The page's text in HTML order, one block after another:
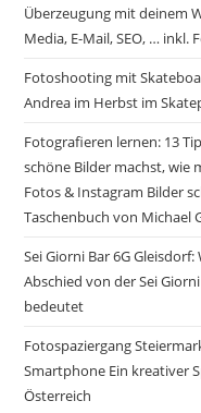
Überzeugung mit deinem
Media, E-Mail, SEO, … inkl.
Fotoshooting mit
Andrea im Herbst im
Fotografieren lernen: 13
schöne Bilder machst, wie
Fotos & Instagram Bilder
Taschenbuch von Michael
Sei Giorni Bar 6G
Abschied von der Sei
bedeutet
Fotospaziergang
Smartphone Ein kreativer
Österreich